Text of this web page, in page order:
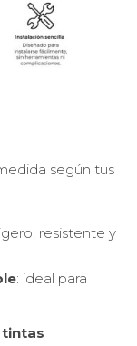
según tus
resistente y
: ideal para
tintas